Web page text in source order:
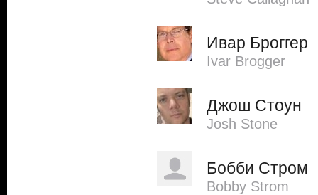
Ивар Броггер
Ivar Brogger
Джош Стоун
Josh Stone
Бобби Стром
Bobby Strom